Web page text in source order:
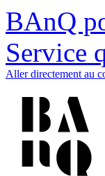
BAnQ
Service
Aller directement au